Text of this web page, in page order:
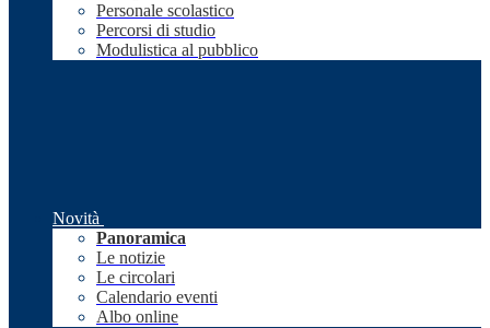
Personale scolastico
Percorsi di studio
Modulistica al pubblico
Novità
Panoramica
Le notizie
Le circolari
Calendario eventi
Albo online